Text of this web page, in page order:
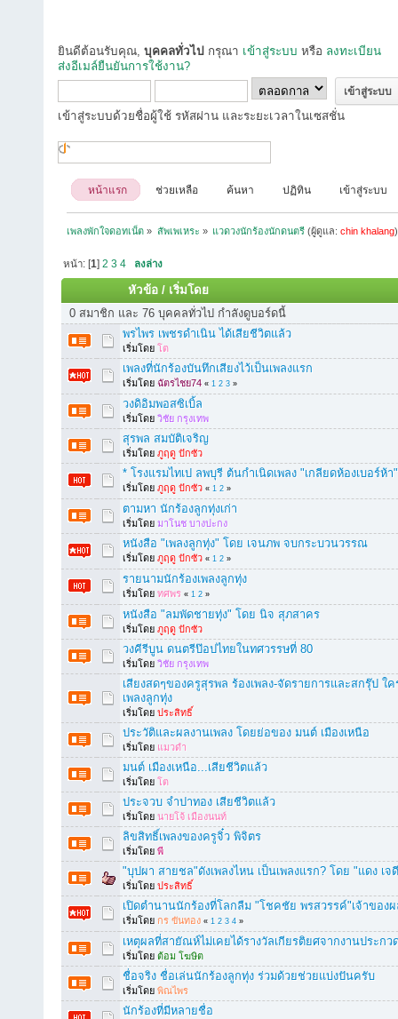
ยินดีต้อนรับคุณ, บุคคลทั่วไป กรุณา เข้าสู่ระบบ หรือ ลงทะเบียน
ส่งอีเมล์ยืนยันการใช้งาน?
เข้าสู่ระบบด้วยชื่อผู้ใช้ รหัสผ่าน และระยะเวลาในเซสชั่น
หน้าแรก ช่วยเหลือ ค้นหา ปฏิทิน เข้าสู่ระบบ
เพลงพักใจดอทเน็ต » สัพเพเหระ » แวดวงนักร้องนักดนตรี (ผู้ดูแล:chin khalang)
หน้า: [1]2 3 4 ลงล่าง
หัวข้อ / เริ่มโดย
0 สมาชิก และ 76 บุคคลทั่วไป กำลังดูบอร์ดนี้
พรไพร เพชรดำเนิน ได้เสียชีวิตแล้ว
เริ่มโดย โต
เพลงที่นักร้องบันทึกเสียงไว้เป็นเพลงแรก
เริ่มโดย ฉัตรไชย74 « 1 2 3 »
วงดิอิมพอสซิเบิ้ล
เริ่มโดย วิชัย กรุงเทพ
สุรพล สมบัติเจริญ
เริ่มโดย ภูฤดู ปักซัว
* โรงแรมไทเป ลพบุรี ต้นกำเนิดเพลง "เกลียดห้องเบอร์ห้
เริ่มโดย ภูฤดู ปักซัว « 1 2 »
ตามหา นักร้องลูกทุ่งเก่า
เริ่มโดย มาโนช บางปะกง
หนังสือ "เพลงลูกทุ่ง" โดย เจนภพ จบกระบวนวรรณ
เริ่มโดย ภูฤดู ปักซัว « 1 2 »
รายนามนักร้องเพลงลูกทุ่ง
เริ่มโดย ทศพร « 1 2 »
หนังสือ "ลมพัดชายทุ่ง" โดย นิจ สุภสาคร
เริ่มโดย ภูฤดู ปักซัว
วงคีรีบูน ดนตรีป๊อปไทยในทศวรรษที่ 80
เริ่มโดย วิชัย กรุงเทพ
เสียงสดๆของครูสุรพล ร้องเพลง-จัดรายการและสกรุ๊ป
เพลงลูกทุ่ง
เริ่มโดย ประสิทธิ์
ประวัติและผลงานเพลง โดยย่อของ มนต์ เมืองเหนือ
เริ่มโดย แมวดำ
มนต์ เมืองเหนือ...เสียชีวิตแล้ว
เริ่มโดย โต
ประจวบ จำปาทอง เสียชีวิตแล้ว
เริ่มโดย นายโจ้ เมืองนนท์
ลิขสิทธิ์เพลงของครูจิ๋ว พิจิตร
เริ่มโดย พี
"บุปผา สายชล"ดังเพลงไหน เป็นเพลงแรก? โดย "แดง เ
เริ่มโดย ประสิทธิ์
เปิดตำนานนักร้องที่โลกลืม "โชคชัย พรสวรรค์"เจ้าของผ
เริ่มโดย กร ขันทอง « 1 2 3 4 »
เหตุผลที่สายัณห์ไม่เคยได้รางวัลเกียรติยศจากงานประกว
เริ่มโดย ต้อม โฆษิต
ชื่อจริง ชื่อเล่นนักร้องลูกทุ่ง ร่วมด้วยช่วยแบ่งปันครับ
เริ่มโดย พิณไพร
นักร้องที่มีหลายชื่อ